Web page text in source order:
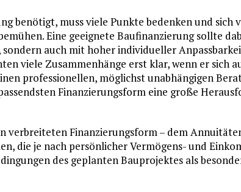
benötigt, muss viele Punkte bedenken und sich
Eine geeignete Baufinanzierung sollte
auch mit hoher individueller
viele Zusammenhänge erst klar, wenn er sich
professionellen, möglichst unabhängigen
Finanzierungsform eine große
verbreiteten Finanzierungsform – dem
die je nach persönlicher Vermögens- und
des geplanten Bauprojektes als